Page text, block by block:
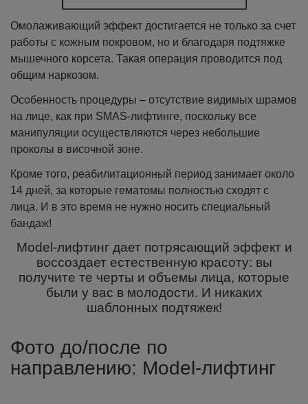
Омолаживающий эффект достигается не только за счет
работы с кожным покровом, но и благодаря подтяжке
мышечного корсета. Такая операция проводится под
общим наркозом.
Особенность процедуры – отсутствие видимых шрамов
на лице, как при SMAS-лифтинге, поскольку все
манипуляции осуществляются через небольшие
проколы в височной зоне.
Кроме того, реабилитационный период занимает около
14 дней, за которые гематомы полностью сходят с
лица. И в это время не нужно носить специальный
бандаж!
Model-лифтинг дает потрясающий эффект и
воссоздает естественную красоту: вы
получите те черты и объемы лица, которые
были у вас в молодости. И никаких
шаблонных подтяжек!
Фото до/после по
направлению: Model-лифтинг